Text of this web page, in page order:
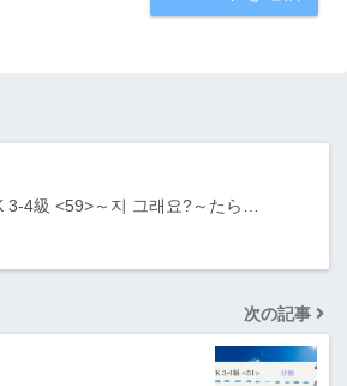
3-4級 <59>～지 그래요?～たら…
次の記事